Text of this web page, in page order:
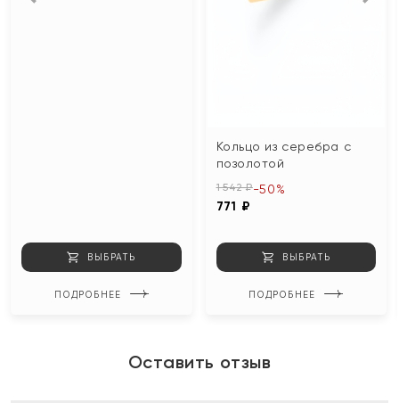
ВЫБРАТЬ
ПОДРОБНЕЕ
Кольцо из серебра с
позолотой
1 542 ₽
771 ₽
-50%
ВЫБРАТЬ
ПОДРОБНЕЕ
Оставить отзыв